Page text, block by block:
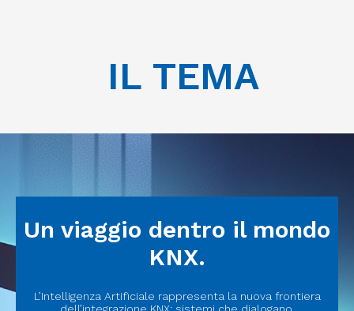
IL TEMA
Un viaggio dentro il mondo
KNX.
L’Intelligenza Artificiale rappresenta la nuova frontiera